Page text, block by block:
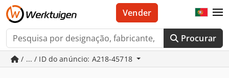
Procurar
Vender
/ ... / ID do anúncio: A218-45718